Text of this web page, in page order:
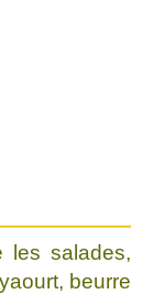
les salades,
beurre